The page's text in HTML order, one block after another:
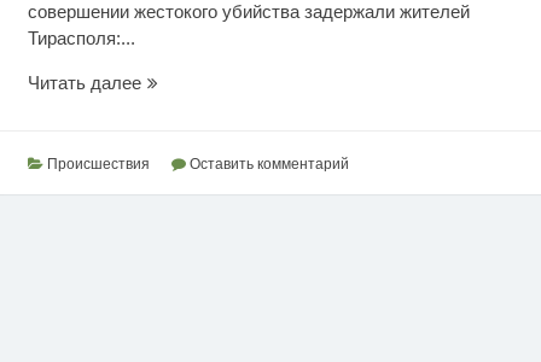
совершении жестокого убийства задержали жителей
Тирасполя:...
Читать далееСмерть
Происшествия Оставить комментарий